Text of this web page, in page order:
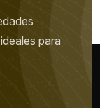
para